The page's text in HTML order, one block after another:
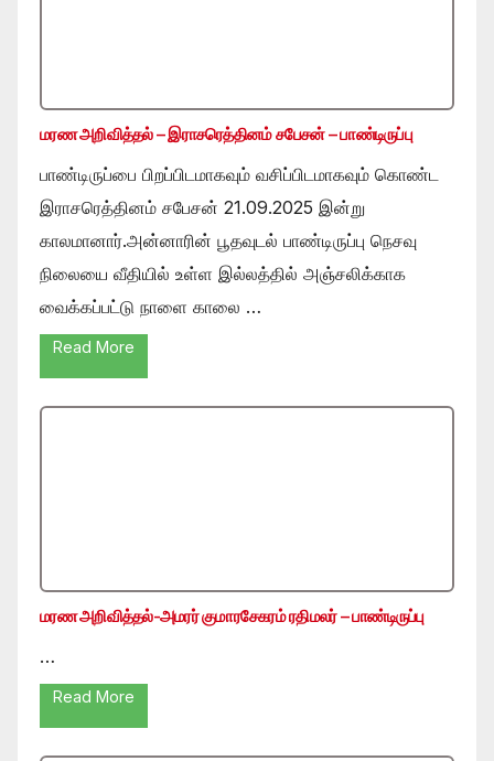
மரண அறிவித்தல் – இராசரெத்தினம் சபேசன் – பாண்டிருப்பு
பாண்டிருப்பை பிறப்பிடமாகவும் வசிப்பிடமாகவும் கொண்ட
இராசரெத்தினம் சபேசன் 21.09.2025 இன்று
காலமானார்.அன்னாரின் பூதவுடல் பாண்டிருப்பு நெசவு
நிலையை வீதியில் உள்ள இல்லத்தில் அஞ்சலிக்காக
வைக்கப்பட்டு நாளை காலை …
Read More
மரண அறிவித்தல்-அமரர் குமாரசேகரம் ரதிமலர் – பாண்டிருப்பு
…
Read More